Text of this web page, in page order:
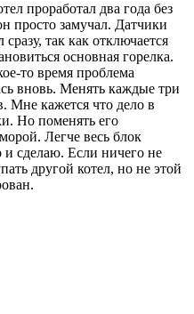
проработал два года без
просто замучал. Датчики
так как отключается
основная горелка.
то время проблема
вновь. Менять каждые три
Мне кажется что дело в
Но поменять его
Легче весь блок
и сделаю. Если ничего не
другой котел, но не этой